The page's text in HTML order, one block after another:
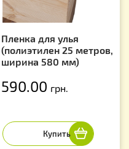
Пленка для улья
(полиэтилен 25 метров,
ширина 580 мм)
590.00 грн.